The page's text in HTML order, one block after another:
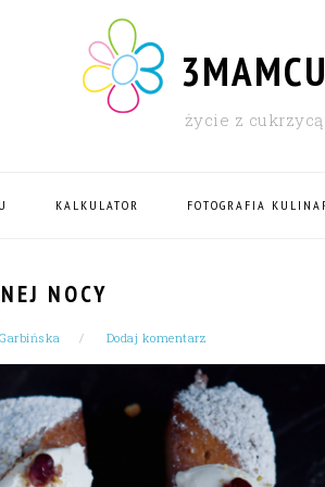
życie z
KALKULATOR FOTOGRAFIA
NOCY
Dodaj komentarz